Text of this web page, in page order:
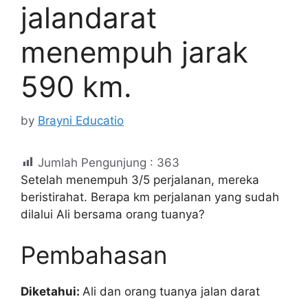
jalandarat
menempuh jarak
590 km.
by Brayni Educatio
Jumlah Pengunjung : 363
Setelah menempuh 3/5 perjalanan, mereka
beristirahat. Berapa km perjalanan yang sudah
dilalui Ali bersama orang tuanya?
Pembahasan
Diketahui: Ali dan orang tuanya jalan darat